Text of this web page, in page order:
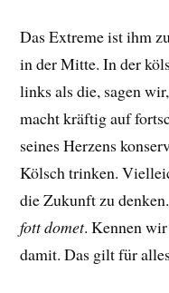
Das Extreme ist ihm
in der Mitte. In der
links als die, sagen
macht kräftig auf
seines Herzens
Kölsch trinken.
die Zukunft zu denken.
fott domet. Kennen
damit. Das gilt für